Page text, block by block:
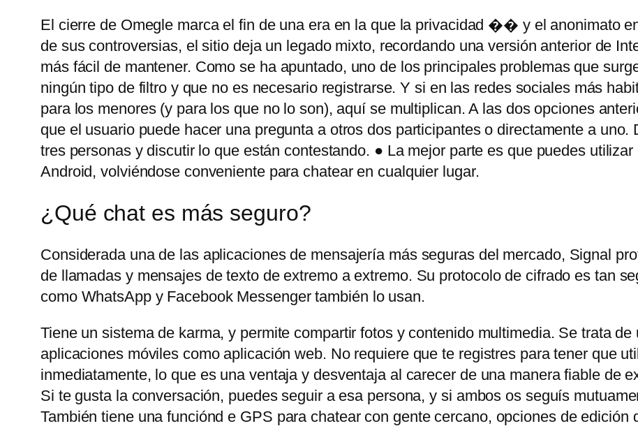
El cierre de Omegle marca el fin de una era en la que la privacidad �� y el anonimato
de sus controversias, el sitio deja un legado mixto, recordando una versión anterior de
más fácil de mantener. Como se ha apuntado, uno de los principales problemas que
ningún tipo de filtro y que no es necesario registrarse. Y si en las redes sociales más
para los menores (y para los que no lo son), aquí se multiplican. A las dos opciones
que el usuario puede hacer una pregunta a otros dos participantes o directamente a
tres personas y discutir lo que están contestando. ● La mejor parte es que puedes
Android, volviéndose conveniente para chatear en cualquier lugar.
¿Qué chat es más seguro?
Considerada una de las aplicaciones de mensajería más seguras del mercado, Signal
de llamadas y mensajes de texto de extremo a extremo. Su protocolo de cifrado es tan
como WhatsApp y Facebook Messenger también lo usan.
Tiene un sistema de karma, y permite compartir fotos y contenido multimedia. Se trata
aplicaciones móviles como aplicación web. No requiere que te registres para tener que
inmediatamente, lo que es una ventaja y desventaja al carecer de una manera fiable de
Si te gusta la conversación, puedes seguir a esa persona, y si ambos os seguís
También tiene una funciónd e GPS para chatear con gente cercano, opciones de edición